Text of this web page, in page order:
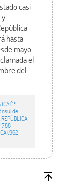
casi
hasta
mayo
el
del
(1ª
de
(962-